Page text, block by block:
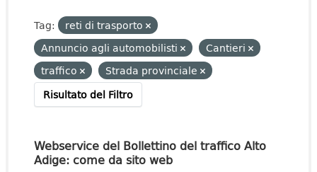
Tag:
reti di trasporto
Annuncio agli automobilisti
Cantieri
traffico
Strada provinciale
Risultato del Filtro
Webservice del Bollettino del traffico Alto
Adige: come da sito web